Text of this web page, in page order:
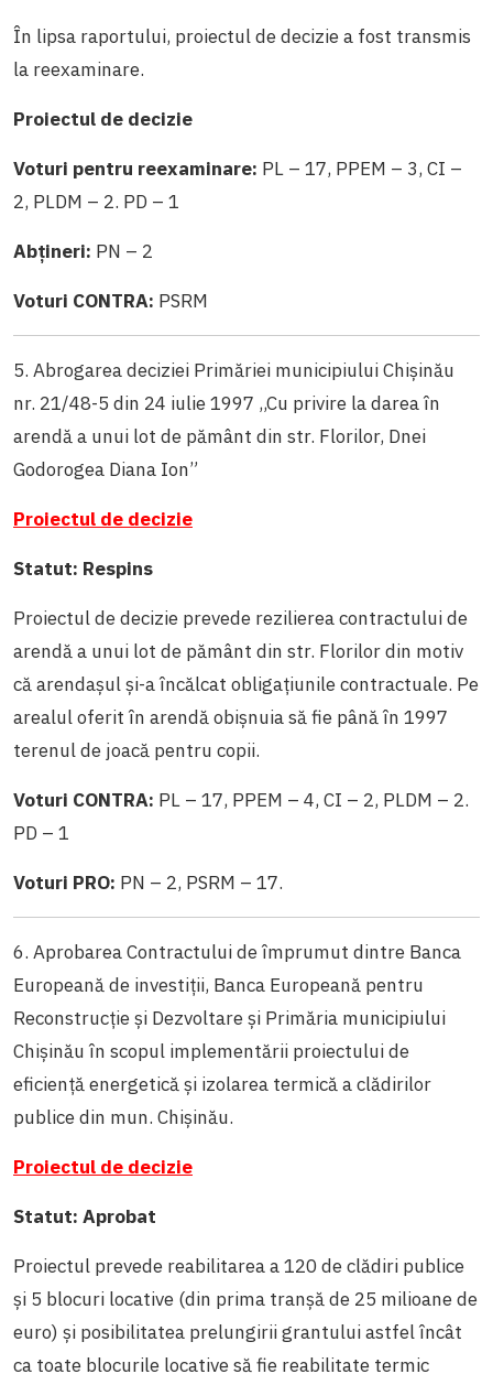
În lipsa raportului, proiectul de decizie a fost transmis
la reexaminare.
Proiectul de decizie
Voturi pentru reexaminare: PL – 17, PPEM – 3, CI –
2, PLDM – 2. PD – 1
Abțineri: PN – 2
Voturi CONTRA: PSRM
5. Abrogarea deciziei Primăriei municipiului Chișinău
nr. 21/48-5 din 24 iulie 1997 ,,Cu privire la darea în
arendă a unui lot de pământ din str. Florilor, Dnei
Godorogea Diana Ion”
Proiectul de decizie
Statut: Respins
Proiectul de decizie prevede rezilierea contractului de
arendă a unui lot de pământ din str. Florilor din motiv
că arendașul și-a încălcat obligațiunile contractuale. Pe
arealul oferit în arendă obișnuia să fie până în 1997
terenul de joacă pentru copii.
Voturi CONTRA: PL – 17, PPEM – 4, CI – 2, PLDM – 2.
PD – 1
Voturi PRO: PN – 2, PSRM – 17.
6. Aprobarea Contractului de împrumut dintre Banca
Europeană de investiții, Banca Europeană pentru
Reconstrucție și Dezvoltare și Primăria municipiului
Chișinău în scopul implementării proiectului de
eficiență energetică și izolarea termică a clădirilor
publice din mun. Chișinău.
Proiectul de decizie
Statut: Aprobat
Proiectul prevede reabilitarea a 120 de clădiri publice
și 5 blocuri locative (din prima tranșă de 25 milioane de
euro) și posibilitatea prelungirii grantului astfel încât
ca toate blocurile locative să fie reabilitate termic